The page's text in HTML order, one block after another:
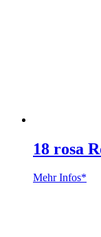
18 rosa
Mehr Infos*